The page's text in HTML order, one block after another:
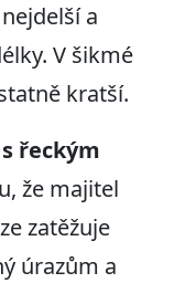
a
V šikmé
kratší.
řeckým
že majitel
zatěžuje
úrazům a